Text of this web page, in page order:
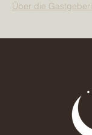
Über die